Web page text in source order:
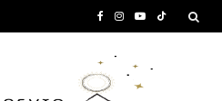
c
I Y T